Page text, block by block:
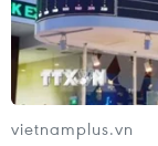
vietnamplus.vn